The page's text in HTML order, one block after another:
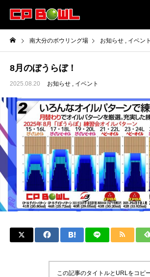
南大分のボウリング場 お知らせ イベント
8月のぼうらぼ！
2025.08.20 お知らせ イベント
この記事のタイトルとURLをコピ